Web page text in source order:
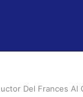
Del Frances Al